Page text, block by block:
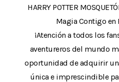
HARRY POTTER
Magia Contigo en
¡Atención a todos los
aventureros del mundo
oportunidad de adquirir
única e imprescindible